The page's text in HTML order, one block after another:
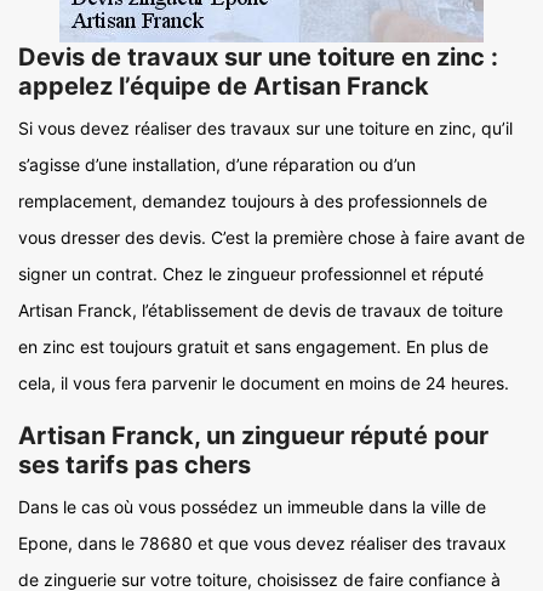
Devis de travaux sur une toiture en zinc :
appelez l’équipe de Artisan Franck
Si vous devez réaliser des travaux sur une toiture en zinc, qu’il
s’agisse d’une installation, d’une réparation ou d’un
remplacement, demandez toujours à des professionnels de
vous dresser des devis. C’est la première chose à faire avant de
signer un contrat. Chez le zingueur professionnel et réputé
Artisan Franck, l’établissement de devis de travaux de toiture
en zinc est toujours gratuit et sans engagement. En plus de
cela, il vous fera parvenir le document en moins de 24 heures.
Artisan Franck, un zingueur réputé pour
ses tarifs pas chers
Dans le cas où vous possédez un immeuble dans la ville de
Epone, dans le 78680 et que vous devez réaliser des travaux
de zinguerie sur votre toiture, choisissez de faire confiance à